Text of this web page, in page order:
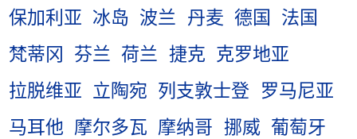
保加利亚 冰岛 波兰 丹麦 德国
法国
梵蒂冈
芬兰 荷兰 捷克 克罗地亚
拉脱维亚
立陶宛 列支敦士登
罗马尼亚
马耳他 摩尔多瓦 摩纳哥 挪威 葡萄牙